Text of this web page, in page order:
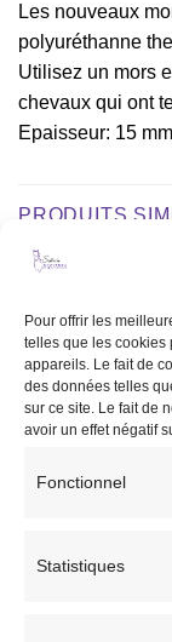
Pour offrir les
telles que les cookies
appareils. Le fait de
des données telles
sur ce site. Le fait de
avoir un effet négatif
Fonctionnel
Statistiques
Les nouveaux
polyuréthanne
Utilisez un mors
chevaux qui ont
Epaisseur: 15
PRODUITS
37,95€